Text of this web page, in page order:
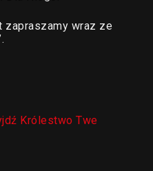
zapraszamy wraz ze
Królestwo Twe